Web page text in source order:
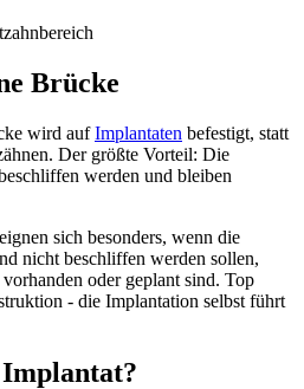
Brücke
wird aufImplantaten befestigt, statt
Der größte Vorteil: Die
werden und bleiben
sich besonders, wenn die
nicht beschliffen werden sollen,
oder geplant sind. Top
- die Implantation selbst führt